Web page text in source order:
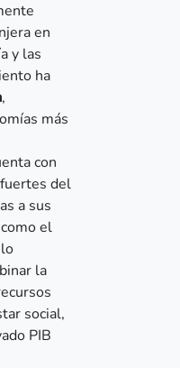
en
y las
ha
,
más
con
del
a sus
el
la
social,
PIB